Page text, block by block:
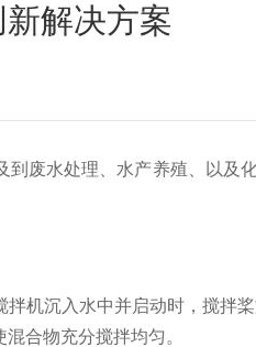
解决方案
水处理、水产养殖、以及化
沉入水中并启动时，搅拌
合物充分搅拌均匀。